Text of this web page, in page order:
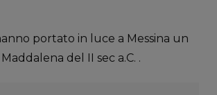
portato in luce a Messina un
del II sec a.C. .